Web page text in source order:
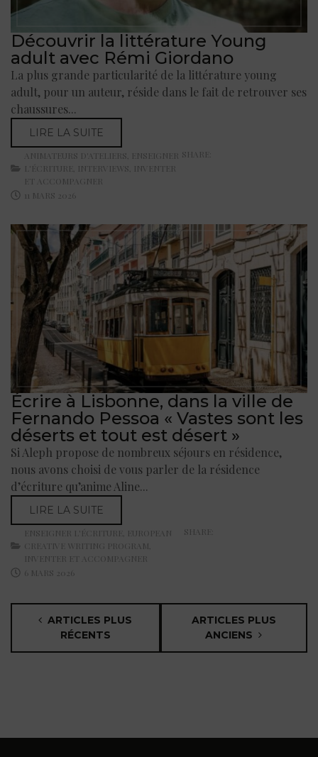
Découvrir la littérature Young
adult avec Rémi Giordano
La plus grande particularité de la littérature young
adult, pour un auteur, réside dans le fait de retrouver ses
chaussures...
LIRE LA SUITE
ANIMATEURS D'ATELIERS ENSEIGNER
L'ÉCRITURE
INTERVIEWS INVENTER
ET ACCOMPAGNER
11 MARS 2026
SHARE:
Écrire à Lisbonne, dans la ville de
Fernando Pessoa « Vastes sont les
déserts et tout est désert »
Si Aleph propose de nombreux séjours en résidence,
nous avons choisi de vous parler de la résidence
d’écriture qu’anime Aline...
LIRE LA SUITE
ENSEIGNER L'ÉCRITURE
EUROPEAN
CREATIVE WRITING PROGRAM
INVENTER ET ACCOMPAGNER
6 MARS 2026
SHARE:
ARTICLES PLUS
RÉCENTS
ARTICLES PLUS
ANCIENS